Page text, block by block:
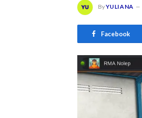
ByYULIANA
Facebook